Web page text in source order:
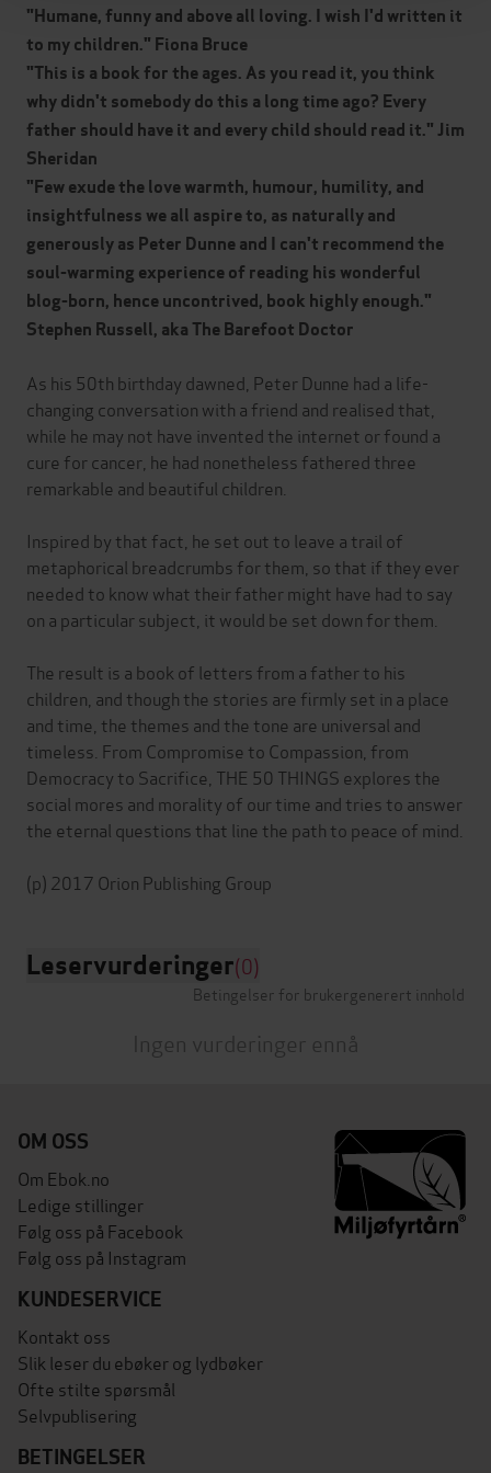
"Humane, funny and above all loving. I wish I'd written it
to my children." Fiona Bruce
"This is a book for the ages. As you read it, you think
why didn't somebody do this a long time ago? Every
father should have it and every child should read it." Jim
Sheridan
"Few exude the love warmth, humour, humility, and
insightfulness we all aspire to, as naturally and
generously as Peter Dunne and I can't recommend the
soul-warming experience of reading his wonderful
blog-born, hence uncontrived, book highly enough."
Stephen Russell, aka The Barefoot Doctor
As his 50th birthday dawned, Peter Dunne had a life-
changing conversation with a friend and realised that,
while he may not have invented the internet or found a
cure for cancer, he had nonetheless fathered three
remarkable and beautiful children.
Inspired by that fact, he set out to leave a trail of
metaphorical breadcrumbs for them, so that if they ever
needed to know what their father might have had to say
on a particular subject, it would be set down for them.
The result is a book of letters from a father to his
children, and though the stories are firmly set in a place
and time, the themes and the tone are universal and
timeless. From Compromise to Compassion, from
Democracy to Sacrifice, THE 50 THINGS explores the
social mores and morality of our time and tries to answer
the eternal questions that line the path to peace of mind.
Leservurderinger(0)
Betingelser for brukergenerert innhold
Ingen vurderinger ennå
OM OSS
Om Ebok.no
Ledige stillinger
Følg oss på Facebook
Følg oss på Instagram
KUNDESERVICE
Kontakt oss
Slik leser du ebøker og lydbøker
Ofte stilte spørsmål
Selvpublisering
BETINGELSER